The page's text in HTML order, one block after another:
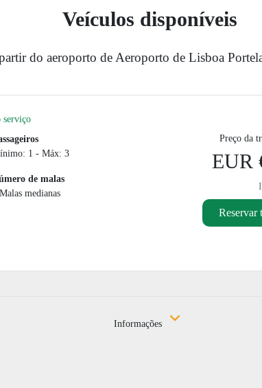
Veículos disponíveis
do aeroporto de Aeroporto de Lisboa
serviço
1 - Máx: 3
de malas
medianas
Preço da
EUR
Reservar
Informações